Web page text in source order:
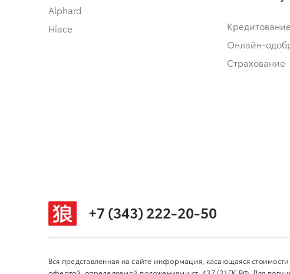
Alphard
Hiace
Кредитование
Онлайн-
Страхование
+7 (343) 222-20-50
Вся представленная на сайте информация, касающаяся